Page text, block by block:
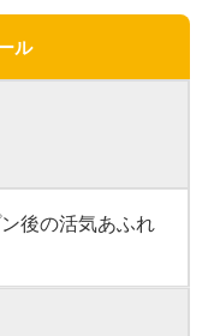
ル
後の活気あふれ